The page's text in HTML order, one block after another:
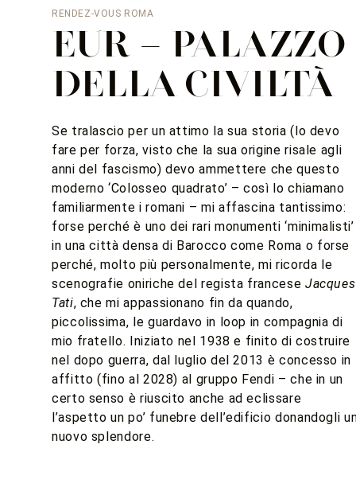
FRANCIA
Angoli di Parigi in Italia – progetto 2018
RENDEZ-VOUS ROMA
EUR – PALAZZO
DELLA CIVILTÀ
Se tralascio per un attimo la sua storia (lo devo
fare per forza, visto che la sua origine risale agli
anni del fascismo) devo ammettere che questo
moderno ‘Colosseo quadrato’ – così lo chiamano
familiarmente i romani – mi affascina tantissimo:
forse perché è uno dei rari monumenti ‘minimalisti’
in una città densa di Barocco come Roma o forse
perché, molto più personalmente, mi ricorda le
scenografie oniriche del regista francese Jacques
Tati, che mi appassionano fin da quando,
piccolissima, le guardavo in loop in compagnia di
mio fratello. Iniziato nel 1938 e finito di costruire
nel dopo guerra, dal luglio del 2013 è concesso in
affitto (fino al 2028) al gruppo Fendi – che in un
certo senso è riuscito anche ad eclissare
l’aspetto un po’ funebre dell’edificio donandogli
nuovo splendore.